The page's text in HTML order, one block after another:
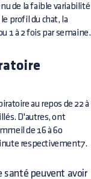
de la faible variabilité
profil du chat, la
1 à 2 fois par semaine.
au repos de 22 à
D'autres, ont
de 16 à 60
respectivement7.
santé peuvent avoir